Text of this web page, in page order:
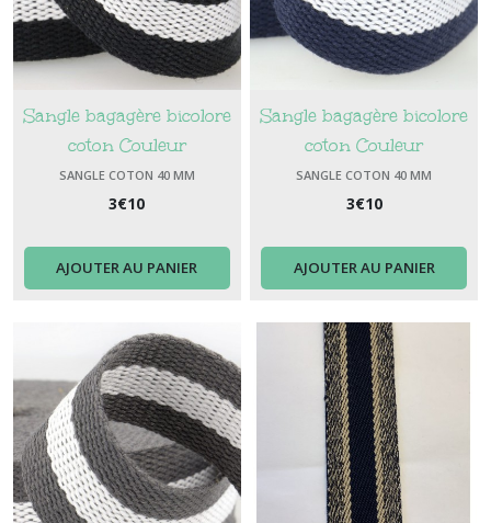
Sangle bagagère bicolore
coton Couleur
noir/blanc/noir largeur 37
mm
SANGLE COTON 40 MM
3€10
AJOUTER AU PANIER
Sangle bagagère bicolore
coton Couleur
marine/blanc/marine
largeur 37 mm
SANGLE COTON 40 MM
3€10
AJOUTER AU PANIER